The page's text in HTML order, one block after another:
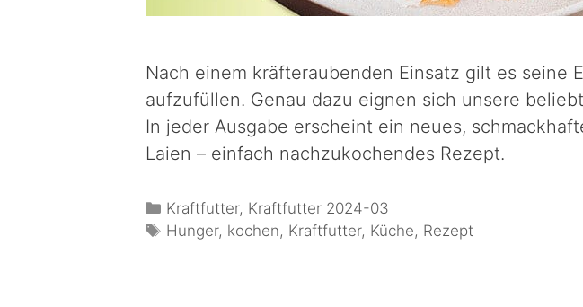
Nach einem kräfteraubenden Einsatz gilt es seine
aufzufüllen. Genau dazu eignen sich unsere
In jeder Ausgabe erscheint ein neues,
Laien – einfach nachzukochendes Rezept.
Kraftfutter, Kraftfutter 2024-03
Hunger, kochen, Kraftfutter, Küche, Rezept